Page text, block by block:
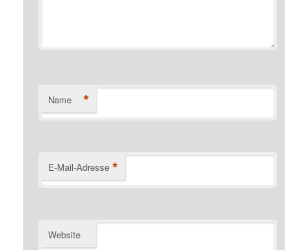
Name *
E-Mail-Adresse *
Website